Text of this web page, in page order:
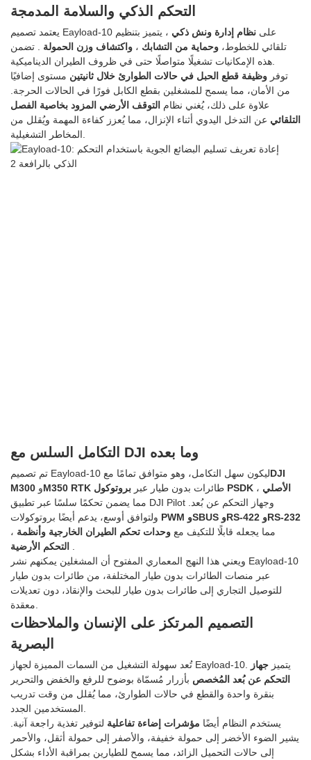
التحكم الذكي والسلامة المدمجة
يعتمد تصميم Eayload-10 على نظام إدارة ونش ذكي ، يتميز بتنظيم
تلقائي للخطوط، وحماية من التشابك ، واكتشاف وزن الحمولة . تضمن
هذه الإمكانيات تشغيلًا متواصلًا حتى في ظروف الطيران الديناميكية.
توفر وظيفة قطع الحبل في حالات الطوارئ خلال ثانيتين مستوى إضافيًا
من الأمان، مما يسمح للمشغلين بقطع الكابل فورًا في الحالات الحرجة.
علاوة على ذلك، يُغني نظام التوقف الأرضي المزود بخاصية الفصل
التلقائي عن التدخل اليدوي أثناء الإنزال، مما يُعزز كفاءة المهمة ويُقلل من
المخاطر التشغيلية.
التكامل السلس مع DJI وما بعده
تم تصميم Eayload-10 ليكون سهل التكامل، وهو متوافق تمامًا معDJI
M300 وM350 RTK طائرات بدون طيار عبر بروتوكول PSDK الأصلي ،
مما يضمن تحكمًا سلسًا عبر تطبيق DJI Pilot وجهاز التحكم عن بُعد.
PWM وSBUS وRS-422 وRS-232
، مما يجعله قابلًا للتكيف مع وحدات تحكم الطيران الخارجية وأنظمة
التحكم الأرضية .
ويعني هذا النهج المعماري المفتوح أن المشغلين يمكنهم نشر Eayload-10
عبر منصات الطائرات بدون طيار المختلفة، من طائرات بدون طيار
للتوصيل التجاري إلى طائرات بدون طيار للبحث والإنقاذ، دون تعديلات
معقدة.
التصميم المرتكز على الإنسان والملاحظات
البصرية
تُعد سهولة التشغيل من السمات المميزة لجهاز Eayload-10. يتميز جهاز
التحكم عن بُعد المُخصص بأزرار مُسمّاة بوضوح للرفع والخفض والتحرير
بنقرة واحدة والقطع في حالات الطوارئ، مما يُقلل من وقت تدريب
المستخدمين الجدد.
يستخدم النظام أيضًا مؤشرات إضاءة تفاعلية لتوفير تغذية راجعة آنية.
يشير الضوء الأخضر إلى حمولة خفيفة، والأصفر إلى حمولة أثقل، والأحمر
إلى حالات التحميل الزائد، مما يسمح للطيارين بمراقبة الأداء بشكل